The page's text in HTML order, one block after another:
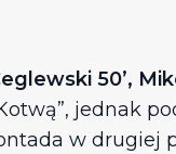
50’,
jednak
w drugiej